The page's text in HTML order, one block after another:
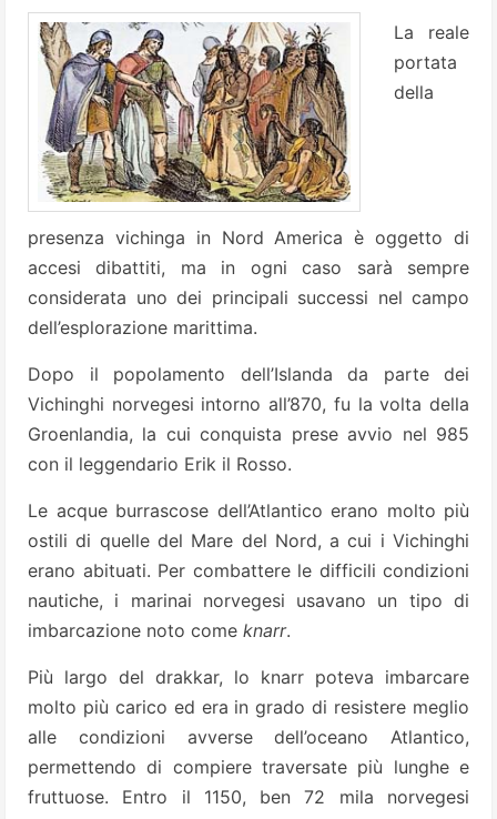
La reale
portata
della
presenza vichinga in Nord America è oggetto di
accesi dibattiti, ma in ogni caso sarà sempre
considerata uno dei principali successi nel campo
dell’esplorazione marittima.
Dopo il popolamento dell’Islanda da parte dei
Vichinghi norvegesi intorno all’870, fu la volta della
Groenlandia, la cui conquista prese avvio nel 985
con il leggendario Erik il Rosso.
Le acque burrascose dell’Atlantico erano molto più
ostili di quelle del Mare del Nord, a cui i Vichinghi
erano abituati. Per combattere le difficili condizioni
nautiche, i marinai norvegesi usavano un tipo di
imbarcazione noto come knarr.
Più largo del drakkar, lo knarr poteva imbarcare
molto più carico ed era in grado di resistere meglio
alle condizioni avverse dell’oceano Atlantico,
permettendo di compiere traversate più lunghe e
fruttuose. Entro il 1150, ben 72 mila norvegesi